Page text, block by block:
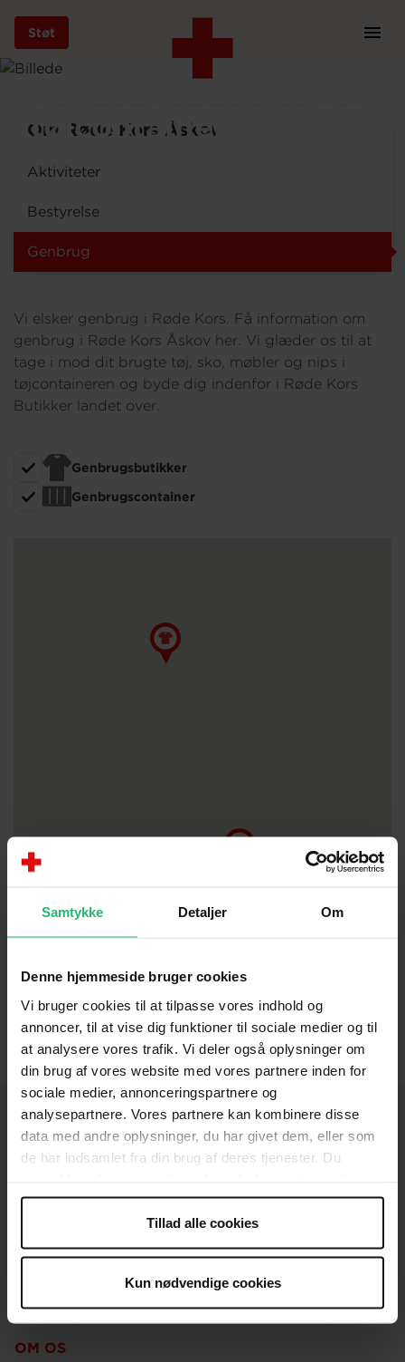
Samtykke Detaljer Om
Denne hjemmeside bruger cookies
Vi bruger cookies til at tilpasse vores indhold og
annoncer, til at vise dig funktioner til sociale medier og til
at analysere vores trafik. Vi deler også oplysninger om
din brug af vores website med vores partnere inden for
sociale medier, annonceringspartnere og
analysepartnere. Vores partnere kan kombinere disse
data med andre oplysninger, du har givet dem, eller som
de har indsamlet fra din brug af deres tjenester. Du
anvende vores hjemmeside.
Tillad alle cookies
Kun nødvendige cookies
Gå
Støt
Bliv frivillig
Vores indsatser
Genbrug
Om os
Røde Kors
genbrugsbutikker og
tøjcontainere i Åskov
Om Røde Kors Åskov
Aktiviteter
Bestyrelse
Genbrug
Vi elsker genbrug i Røde Kors. Få information om
genbrug i Røde Kors Åskov her. Vi glæder os til at
tage i mod dit brugte tøj, sko, møbler og nips i
tøjcontaineren og byde dig indenfor i Røde Kors
Butikker landet over.
Genbrugsbutikker
Genbrugscontainer
KONTAKT
Brug for hjælp
Spørgsmål om donation og medlemskab
OM OS